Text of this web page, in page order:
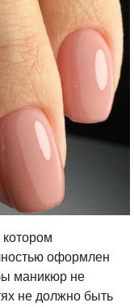
оформлен
маникюр не
не должно быть